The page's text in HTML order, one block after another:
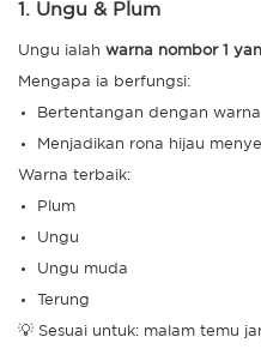
1. Ungu & Plum
Ungu ialah warna nombor 1
Mengapa ia berfungsi:
Bertentangan dengan
Menjadikan rona hijau
Warna terbaik:
Plum
Ungu
Ungu muda
Terung
💡 Sesuai untuk: malam temu